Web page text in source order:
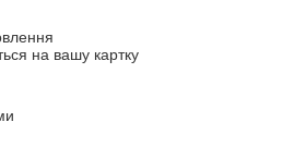
на вашу картку